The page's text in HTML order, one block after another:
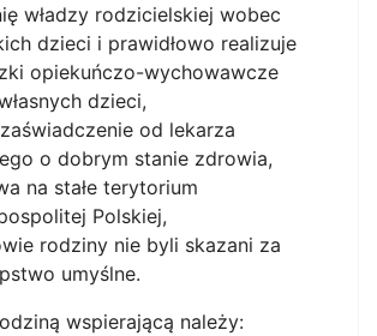
władzy rodzicielskiej wobec
dzieci i prawidłowo realizuje
opiekuńczo-wychowawcze
dzieci,
od lekarza
o dobrym stanie zdrowia,
na stałe terytorium
Polskiej,
rodziny nie byli skazani za
umyślne.
wspierającą należy: